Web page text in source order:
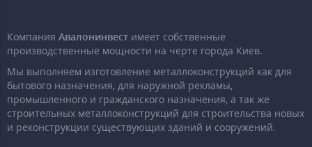
Компания Авалонинвест имеет собственные
производственные мощности на черте города Киев.
Мы выполняем изготовление металлоконструкций как для
бытового назначения, для наружной рекламы,
промышленного и гражданского назначения, а так же
строительных металлоконструкций для строительства новых
и реконструкции существующих зданий и сооружений.